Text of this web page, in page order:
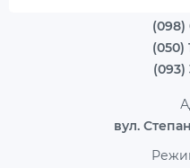
(098)
(050)
(093)
вул.